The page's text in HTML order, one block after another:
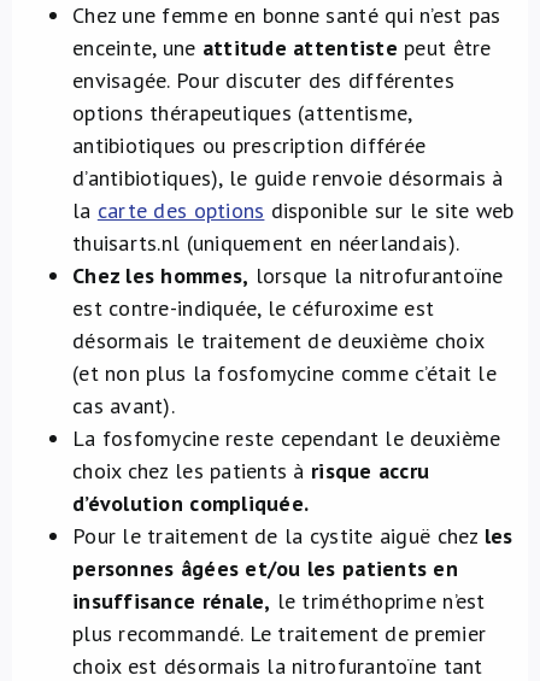
Chez une femme en bonne santé qui n’est pas
enceinte, une attitude attentiste peut être
envisagée. Pour discuter des différentes
options thérapeutiques (attentisme,
antibiotiques ou prescription différée
d’antibiotiques), le guide renvoie désormais à
la carte des options disponible sur le site web
thuisarts.nl (uniquement en néerlandais).
Chez les hommes, lorsque la nitrofurantoïne
est contre-indiquée, le céfuroxime est
désormais le traitement de deuxième choix
(et non plus la fosfomycine comme c’était le
cas avant).
La fosfomycine reste cependant le deuxième
choix chez les patients à risque accru
d’évolution compliquée.
Pour le traitement de la cystite aiguë chez les
personnes âgées et/ou les patients en
insuffisance rénale, le triméthoprime n’est
plus recommandé. Le traitement de premier
choix est désormais la nitrofurantoïne tant